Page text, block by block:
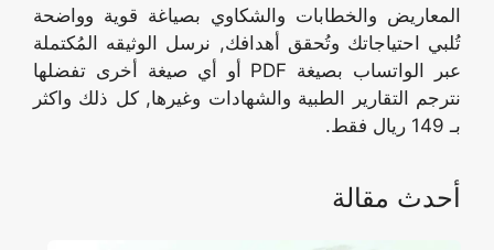
المعاريض والخطابات والشكاوي بصياغة قوية وواضحة
تُلبي احتياجاتك وتُحقق أهدافك, نرسل الوثيقه المُكتملة
عبر الواتساب بصيغة PDF أو أي صيغة أخرى تفضلها
نترجم التقارير الطبية والشهادات وغيرها, كل ذلك واكثر
بـ 149 ريال فقط.
أحدث مقالة